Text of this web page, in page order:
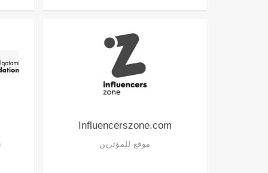
Influencerszone.com
موقع للمؤثرين